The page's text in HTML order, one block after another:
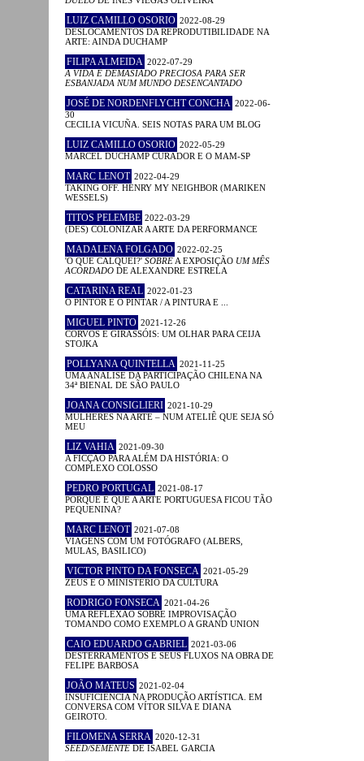
LUIZ CAMILLO OSORIO 2022-08-29
DESLOCAMENTOS DA REPRODUTIBILIDADE NA
ARTE: AINDA DUCHAMP
FILIPA ALMEIDA 2022-07-29
A VIDA É DEMASIADO PRECIOSA PARA SER
ESBANJADA NUM MUNDO DESENCANTADO
JOSÉ DE NORDENFLYCHT CONCHA 2022-06-
30
CECILIA VICUÑA. SEIS NOTAS PARA UM BLOG
LUIZ CAMILLO OSORIO 2022-05-29
MARCEL DUCHAMP CURADOR E O MAM-SP
MARC LENOT 2022-04-29
TAKING OFF. HENRY MY NEIGHBOR (MARIKEN
WESSELS)
TITOS PELEMBE 2022-03-29
(DES) COLONIZAR A ARTE DA PERFORMANCE
MADALENA FOLGADO 2022-02-25
'O QUE CALQUEI?' SOBRE A EXPOSIÇÃO UM MÊS
ACORDADO DE ALEXANDRE ESTRELA
CATARINA REAL 2022-01-23
O PINTOR E O PINTAR / A PINTURA E ...
MIGUEL PINTO 2021-12-26
CORVOS E GIRASSÓIS: UM OLHAR PARA CEIJA
STOJKA
POLLYANA QUINTELLA 2021-11-25
UMA ANÁLISE DA PARTICIPAÇÃO CHILENA NA
34ª BIENAL DE SÃO PAULO
JOANA CONSIGLIERI 2021-10-29
MULHERES NA ARTE – NUM ATELIÊ QUE SEJA SÓ
MEU
LIZ VAHIA 2021-09-30
A FICÇÃO PARA ALÉM DA HISTÓRIA: O
COMPLEXO COLOSSO
PEDRO PORTUGAL 2021-08-17
PORQUE É QUE A ARTE PORTUGUESA FICOU TÃO
PEQUENINA?
MARC LENOT 2021-07-08
VIAGENS COM UM FOTÓGRAFO (ALBERS,
MULAS, BASILICO)
VICTOR PINTO DA FONSECA 2021-05-29
ZEUS E O MINISTÉRIO DA CULTURA
RODRIGO FONSECA 2021-04-26
UMA REFLEXÃO SOBRE IMPROVISAÇÃO
TOMANDO COMO EXEMPLO A GRAND UNION
CAIO EDUARDO GABRIEL 2021-03-06
DESTERRAMENTOS E SEUS FLUXOS NA OBRA DE
FELIPE BARBOSA
JOÃO MATEUS 2021-02-04
INSUFICIÊNCIA NA PRODUÇÃO ARTÍSTICA. EM
CONVERSA COM VÍTOR SILVA E DIANA
GEIROTO.
FILOMENA SERRA 2020-12-31
SEED/SEMENTE DE ISABEL GARCIA